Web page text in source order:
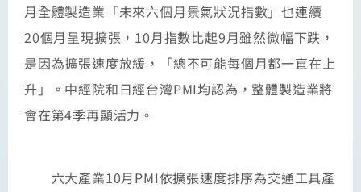
月全體製造業「未來六個月景氣狀況指數」也連續
20個月呈現擴張，10月指數比起9月雖然微幅下跌，
是因為擴張速度放緩，「總不可能每個月都一直在上
升」。中經院和日經台灣PMI均認為，整體製造業將
會在第4季再顯活力。
六大產業10月PMI依擴張速度排序為交通工具產